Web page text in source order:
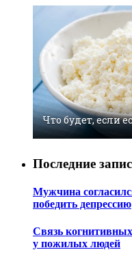
Что будет, если
Последние
Мужчина
победить депрессию
Связь
у пожилых людей